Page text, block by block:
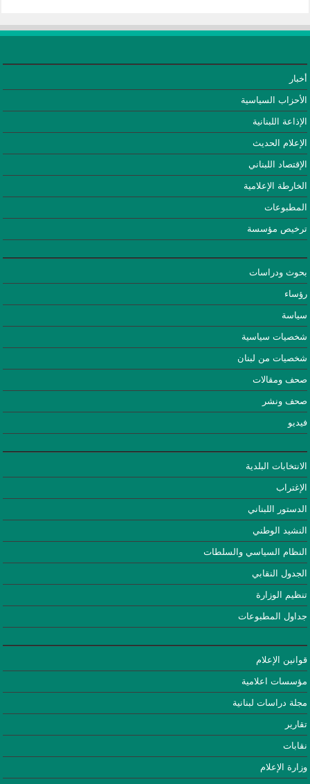
أخبار
الأحزاب السياسية
الإذاعة اللبنانية
الإعلام الحديث
الإقتصاد اللبناني
الخارطة الإعلامية
المطبوعات
ترخيص مؤسسة
بحوث ودراسات
رؤساء
سياسة
شخصيات سياسية
شخصيات من لبنان
صحف ومقالات
صحف ونشر
فيديو
الانتخابات البلدية
الإغتراب
الدستور اللبناني
النشيد الوطني
النظام السياسي والسلطات
الجدول النقابي
تنظيم الوزارة
جداول المطبوعات
قوانين الإعلام
مؤسسات اعلامية
مجلة دراسات لبنانية
تقارير
نقابات
وزارة الإعلام